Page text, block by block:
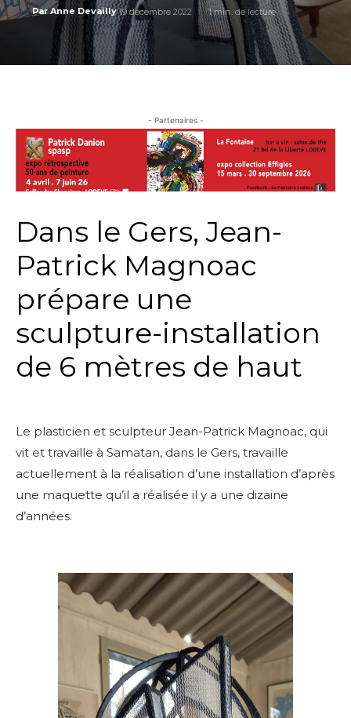
Par Anne Devailly 19 décembre 2022 1min. de lecture
- Partenaires -
Dans le Gers, Jean-
Patrick Magnoac
prépare une
sculpture-installation
de 6 mètres de haut
Le plasticien et sculpteur Jean-Patrick Magnoac, qui
vit et travaille à Samatan, dans le Gers, travaille
actuellement à la réalisation d’une installation d’après
une maquette qu’il a réalisée il y a une dizaine
d’années.